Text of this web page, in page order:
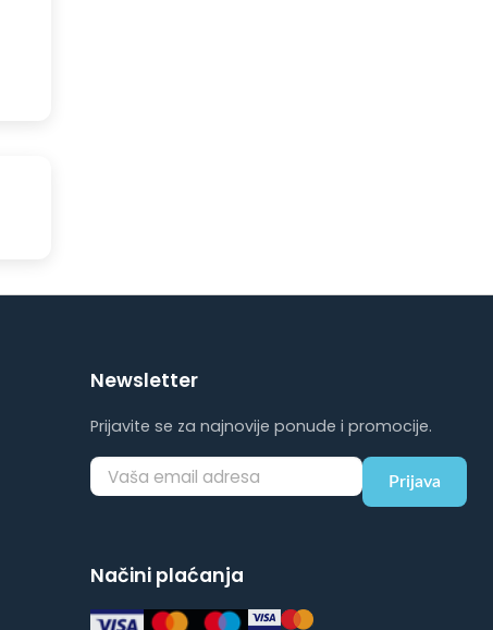
Newsletter
Prijavite se za najnovije ponude i promocije.
Prijava
Načini plaćanja